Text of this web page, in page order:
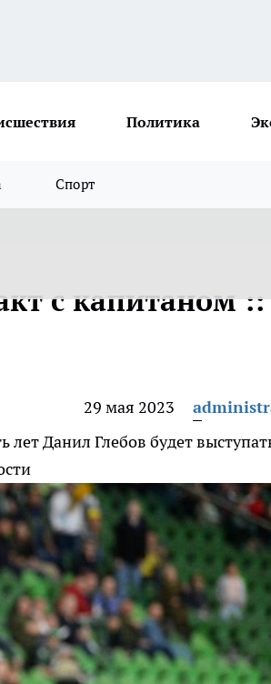
Политика
Спорт
с капитаном ::
29 мая 2023
летДанил Глебов будет